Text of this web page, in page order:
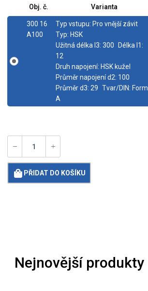
Obj. č. Varianta
300 16
A100
Typ vstupu: Pro vnější závit
Typ: HSK
Užitná délka l3: 300
Délka l1:
12
Druh napojení: HSK kužel
Průměr napojení d2: 100
Průměr d3: 29 Tvar/DIN: Form
A
PŘIDAT DO KOŠÍKU
Nejnovější produkty